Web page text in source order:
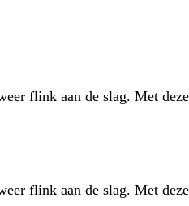
flink aan de slag. Met
flink aan de slag. Met